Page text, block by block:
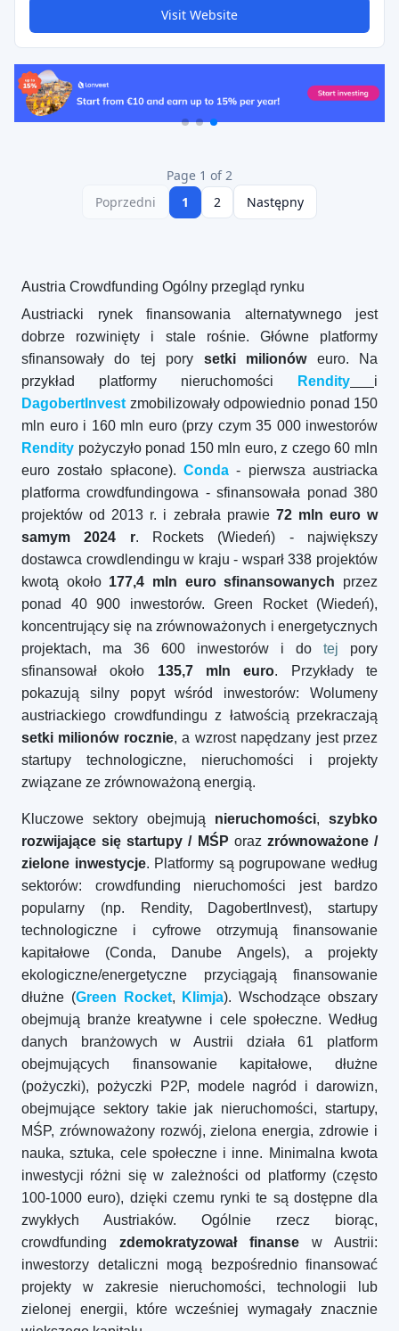
Visit Website
Page 1 of 2
Poprzedni
1 2 Następny
Austria Crowdfunding Ogólny przegląd rynku
Austriacki rynek finansowania alternatywnego jest
dobrze rozwinięty i stale rośnie. Główne platformy
sfinansowały do tej pory setki milionóweuro. Na
przykład platformy nieruchomości
Rendity
i
DagobertInvest zmobilizowały odpowiednio ponad 150
mln euro i 160 mln euro (przy czym 35 000 inwestorów
Rendity pożyczyło ponad 150 mln euro, z czego 60 mln
euro zostało spłacone). Conda - pierwsza austriacka
platforma crowdfundingowa - sfinansowała ponad 380
projektów od 2013 r. i zebrała prawie 72 mln euro w
samym 2024 r. Rockets (Wiedeń) - największy
dostawca crowdlendingu w kraju - wsparł 338 projektów
kwotą około 177,4 mln euro sfinansowanych przez
ponad 40 900 inwestorów. Green Rocket (Wiedeń),
koncentrujący się na zrównoważonych i energetycznych
projektach, ma 36 600 inwestorów i do tej pory
sfinansował około 135,7 mln euro. Przykłady te
pokazują silny popyt wśród inwestorów: Wolumeny
austriackiego crowdfundingu z łatwością przekraczają
setki milionów rocznie, a wzrost napędzany jest przez
startupy technologiczne, nieruchomości i projekty
związane ze zrównoważoną energią.
Kluczowe sektory obejmują nieruchomości, szybko
rozwijające się startupy / MŚP oraz zrównoważone /
zielone inwestycje. Platformy są pogrupowane według
sektorów: crowdfunding nieruchomości jest bardzo
popularny (np. Rendity, DagobertInvest), startupy
technologiczne i cyfrowe otrzymują finansowanie
kapitałowe (Conda, Danube Angels), a projekty
ekologiczne/energetyczne przyciągają finansowanie
dłużne (Green Rocket, Klimja). Wschodzące obszary
obejmują branże kreatywne i cele społeczne. Według
danych branżowych w Austrii działa 61 platform
obejmujących finansowanie kapitałowe, dłużne
(pożyczki), pożyczki P2P, modele nagród i darowizn,
obejmujące sektory takie jak nieruchomości, startupy,
MŚP, zrównoważony rozwój, zielona energia, zdrowie i
nauka, sztuka, cele społeczne i inne. Minimalna kwota
inwestycji różni się w zależności od platformy (często
100-1000 euro), dzięki czemu rynki te są dostępne dla
zwykłych Austriaków. Ogólnie rzecz biorąc,
crowdfunding zdemokratyzował finanse w Austrii:
inwestorzy detaliczni mogą bezpośrednio finansować
projekty w zakresie nieruchomości, technologii lub
zielonej energii, które wcześniej wymagały znacznie